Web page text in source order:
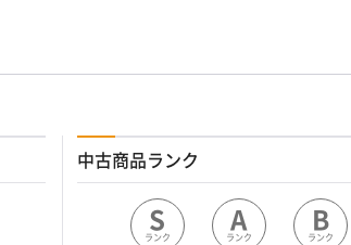
中古商品ランク
S
ランク A
ランク B
ランク